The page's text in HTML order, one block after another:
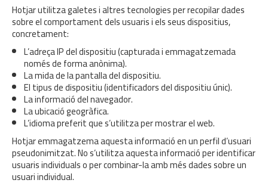
Hotjar utilitza galetes i altres tecnologies per recopilar dades
sobre el comportament dels usuaris i els seus dispositius,
concretament:
L’adreça IP del dispositiu (capturada i emmagatzemada
només de forma anònima).
La mida de la pantalla del dispositiu.
El tipus de dispositiu (identificadors del dispositiu únic).
La informació del navegador.
La ubicació geogràfica.
L’idioma preferit que s’utilitza per mostrar el web.
Hotjar emmagatzema aquesta informació en un perfil d’usuari
pseudonimitzat. No s’utilitza aquesta informació per identificar
usuaris individuals o per combinar-la amb més dades sobre un
usuari individual.